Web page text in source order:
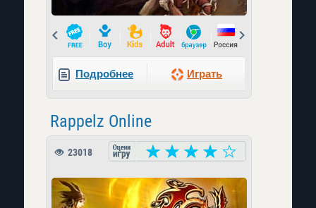
Prev
Подробнее Играть
Rappelz Online
23018